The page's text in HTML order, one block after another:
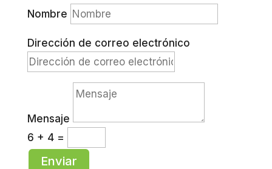
Nombre
Dirección de correo electrónico
Mensaje
6 + 4=
Enviar